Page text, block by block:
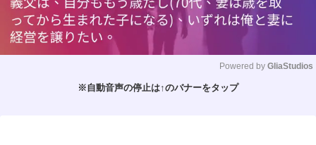
Powered by GliaStudios
※自動音声の停止は↑のバナーをタップ